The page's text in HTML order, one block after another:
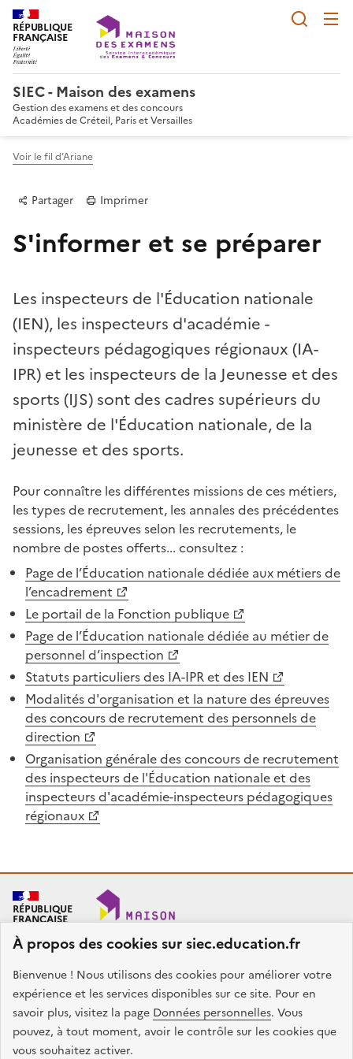
À propos des cookies sur siec.education.fr
Bienvenue ! Nous utilisons des cookies pour améliorer votre
expérience et les services disponibles sur ce site. Pour en
savoir plus, visitez la page Données personnelles. Vous
pouvez, à tout moment, avoir le contrôle sur les cookies que
vous souhaitez activer.
RÉPUBLIQUE
FRANÇAISE
SIEC - Maison des examens
Gestion des examens et des concours
Académies de Créteil, Paris et Versailles
Voir le fil d’Ariane
Partager Imprimer
S'informer et se préparer
Partager sur Facebook
Partager sur Twitter
Partager sur LinkedIn
Partager par email
Copier dans le
Les inspecteurs de l'Éducation nationale
(IEN), les inspecteurs d'académie -
inspecteurs pédagogiques régionaux (IA-
IPR) et les inspecteurs de la Jeunesse et des
sports (IJS) sont des cadres supérieurs du
ministère de l'Éducation nationale, de la
jeunesse et des sports.
Pour connaître les différentes missions de ces métiers,
les types de recrutement, les annales des précédentes
sessions, les épreuves selon les recrutements, le
nombre de postes offerts... consultez :
Page de l’Éducation nationale dédiée aux métiers de
l’encadrement
Le portail de la Fonction publique
Page de l’Éducation nationale dédiée au métier de
personnel d’inspection
Statuts particuliers des IA-IPR et des IEN
Modalités d'organisation et la nature des épreuves
des concours de recrutement des personnels de
direction
Organisation générale des concours de recrutement
des inspecteurs de l'Éducation nationale et des
inspecteurs d'académie-inspecteurs pédagogiques
régionaux
RÉPUBLIQUE
FRANÇAISE
SIEC - Maison des examens
Académies de Créteil, Paris et Versailles
7, rue Ernest Renan
94749 ARCUEIL CEDEX
Nous contacter